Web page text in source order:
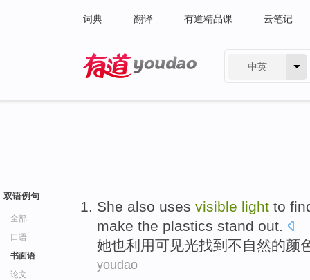
词典 翻译 有道精品课 云笔记
中英
双语例句
全部
口语
书面语
论文
She also uses visible light to
make the plastics stand out.
她也利用可见光找到不自然的颜
youdao